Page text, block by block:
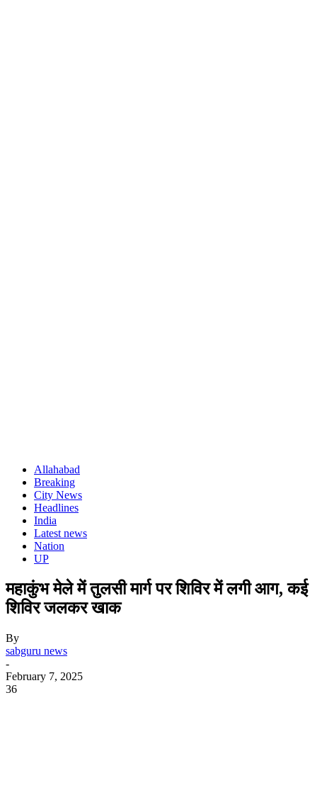
Allahabad
Breaking
City News
Headlines
India
Latest news
Nation
UP
महाकुंभ मेले में तुलसी मार्ग पर शिविर में लगी आग, कई
शिविर जलकर खाक
By
sabguru news
-
February 7, 2025
36